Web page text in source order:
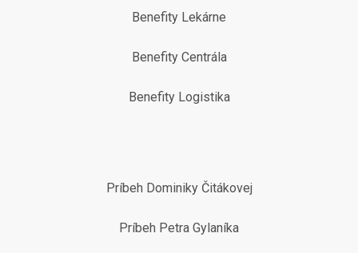
Benefity Lekárne
Benefity Centrála
Benefity Logistika
Príbeh Dominiky Čitákovej
Príbeh Petra Gylaníka